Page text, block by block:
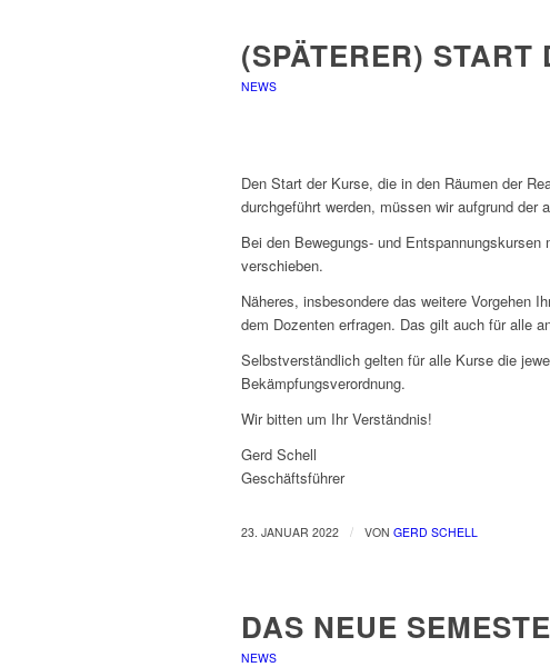
(SPÄTERER) START
NEWS
Den Start der Kurse, die in den Räumen der
durchgeführt werden, müssen wir aufgrund der
Bei den Bewegungs- und
verschieben.
Näheres, insbesondere das weitere Vorgehen
dem Dozenten erfragen. Das gilt auch für alle
Selbstverständlich gelten für alle Kurse die
Bekämpfungsverordnung.
Wir bitten um Ihr Verständnis!
Gerd Schell
Geschäftsführer
23. JANUAR 2022 / VON GERD SCHELL
DAS NEUE
NEWS